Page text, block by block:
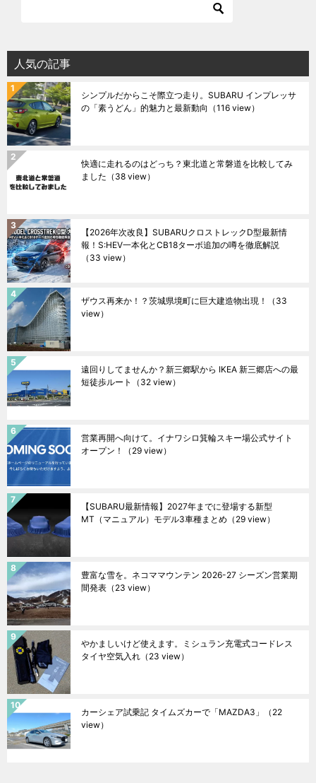
人気の記事
シンプルだからこそ際立つ走り。SUBARU インプレッサ
の「素うどん」的魅力と最新動向 （116 view）
快適に走れるのはどっち？東北道と常磐道を比較してみ
ました （38 view）
【2026年次改良】SUBARUクロストレックD型最新情
報！S:HEV一本化とCB18ターボ追加の噂を徹底解説
（33 view）
ザウス再来か！？茨城県境町に巨大建造物出現！
（33
view）
遠回りしてませんか？新三郷駅から IKEA 新三郷店への最
短徒歩ルート
（32 view）
営業再開へ向けて。イナワシロ箕輪スキー場公式サイト
オープン！
（29 view）
【SUBARU最新情報】2027年までに登場する新型
MT（マニュアル）モデル3車種まとめ （29 view）
豊富な雪を。ネコママウンテン 2026-27 シーズン営業期
間発表 （23 view）
やかましいけど使えます。ミシュラン充電式コードレス
タイヤ空気入れ （23 view）
カーシェア試乗記 タイムズカーで「MAZDA3」
（22
view）